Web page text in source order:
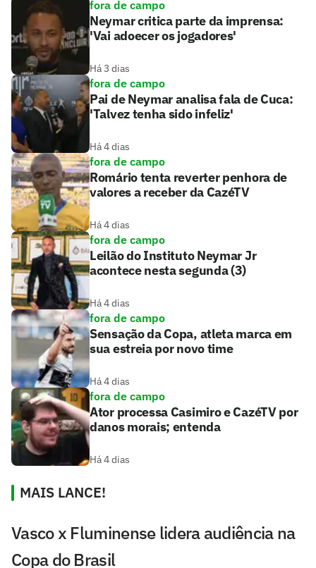
fora de campo
Neymar critica parte da imprensa:
'Vai adoecer os jogadores'
Há 3 dias
fora de campo
Pai de Neymar analisa fala de Cuca:
'Talvez tenha sido infeliz'
Há 4 dias
fora de campo
Romário tenta reverter penhora de
valores a receber da CazéTV
Há 4 dias
fora de campo
Leilão do Instituto Neymar Jr
acontece nesta segunda (3)
Há 4 dias
fora de campo
Sensação da Copa, atleta marca em
sua estreia por novo time
Há 4 dias
fora de campo
Ator processa Casimiro e CazéTV por
danos morais; entenda
Há 4 dias
MAIS LANCE!
Vasco x Fluminense lidera audiência na
Copa do Brasil